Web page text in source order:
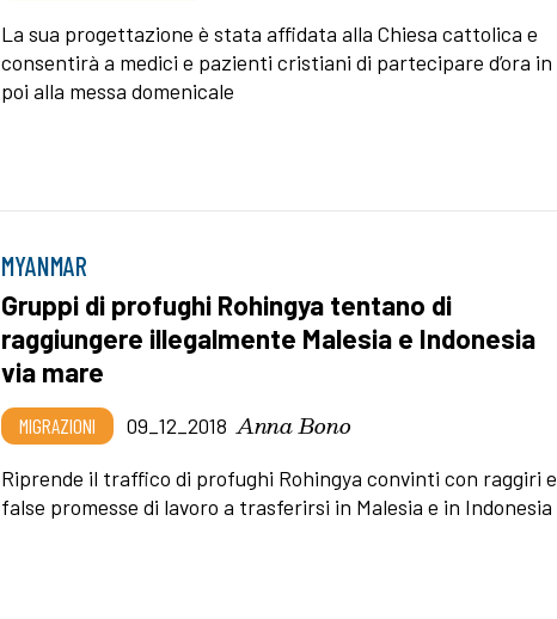
La sua progettazione è stata affidata alla Chiesa cattolica e
consentirà a medici e pazienti cristiani di partecipare d’ora in
poi alla messa domenicale
MYANMAR
Gruppi di profughi Rohingya tentano di
raggiungere illegalmente Malesia e Indonesia
via mare
MIGRAZIONI 09_12_2018 Anna Bono
Riprende il traffico di profughi Rohingya convinti con raggiri e
false promesse di lavoro a trasferirsi in Malesia e in Indonesia